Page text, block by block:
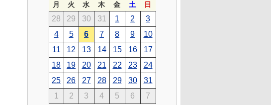
月 火 水 木 金 土 日
28 29 30 31 1 2
3
4
5 6 7 8 9
10
11
12 13 14 15 16
17
18
19 20 21 22 23
24
25
26 27 28 29 30
31
1
2 3 4 5 6 7